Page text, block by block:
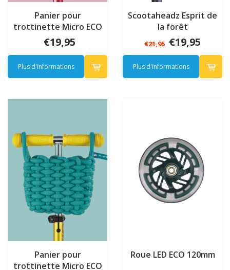
Panier pour
trottinette Micro ECO
Rose
€19,95
Plus d'informations
Scootaheadz Esprit de
la forêt
€21,95 €19,95
Plus d'informations
Panier pour
trottinette Micro ECO
Roue LED ECO 120mm